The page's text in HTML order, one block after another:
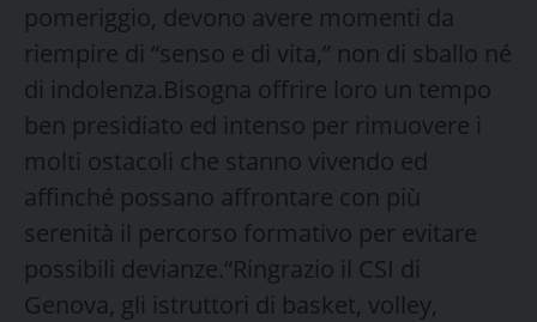
pomeriggio, devono avere momenti da
riempire di “senso e di vita,” non di sballo né
di indolenza.Bisogna offrire loro un tempo
ben presidiato ed intenso per rimuovere i
molti ostacoli che stanno vivendo ed
affinché possano affrontare con più
serenità il percorso formativo per evitare
possibili devianze.“Ringrazio il CSI di
Genova, gli istruttori di basket, volley,